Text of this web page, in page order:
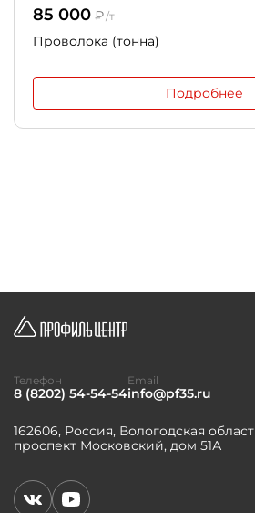
85 000 ₽/т
Проволока (тонна)
Подробнее
162606, Россия, Вологодская
проспект Московский, дом 51А
Телефон
8 (8202) 54-54-54
Email
info@pf35.ru